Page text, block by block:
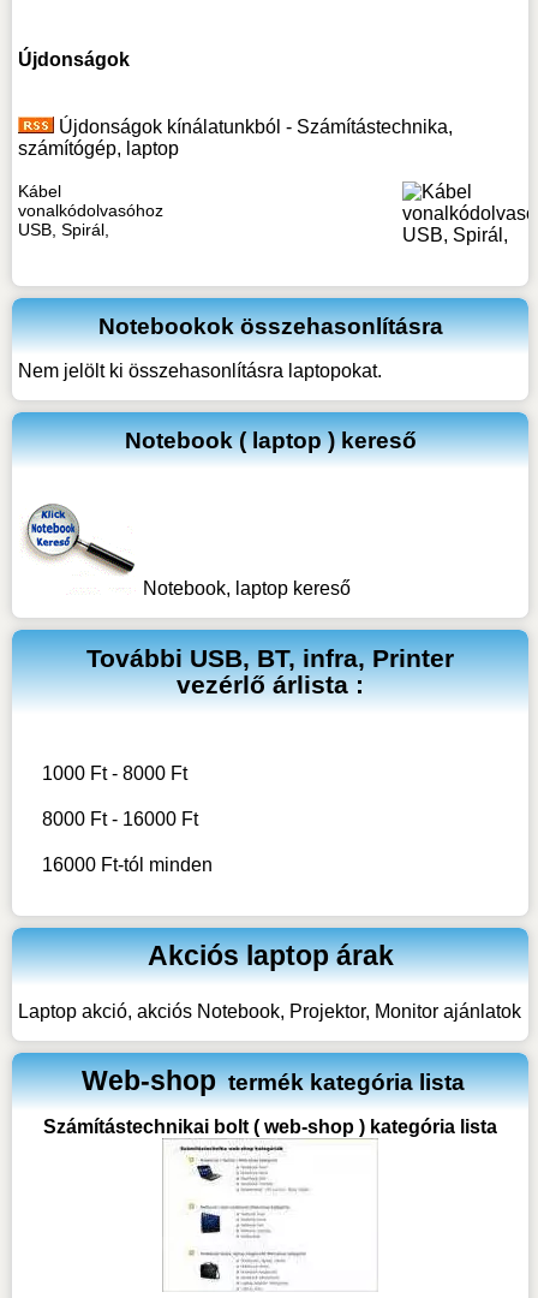
Újdonságok
Újdonságok kínálatunkból - Számítástechnika,
számítógép, laptop
Kábel
vonalkódolvasóhoz
USB, Spirál,
Notebookok összehasonlításra
Nem jelölt ki összehasonlításra laptopokat.
Notebook ( laptop ) kereső
Notebook, laptop kereső
TovábbiUSB, BT, infra, Printer
vezérlőárlista :
1000 Ft - 8000 Ft
8000 Ft - 16000 Ft
16000 Ft-tól minden
Akciós laptop árak
Laptop akció, akciós Notebook, Projektor, Monitor ajánlatok
Web-shop termék kategória lista
Számítástechnikai bolt ( web-shop ) kategória lista